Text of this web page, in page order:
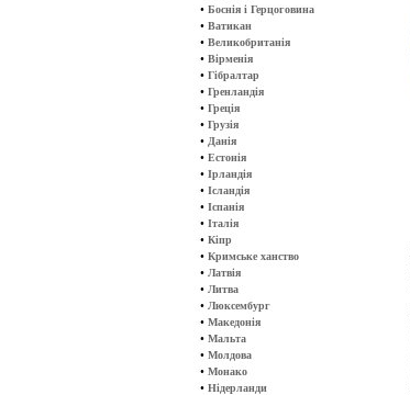
• Боснія і Герцоговина
• Ватикан
• Великобританія
• Вірменія
• Гібралтар
• Гренландія
• Греція
• Грузія
• Данія
• Естонія
• Ірландія
• Ісландія
• Іспанія
• Італія
• Кіпр
• Кримське ханство
• Латвія
• Литва
• Люксембург
• Македонія
• Мальта
• Молдова
• Монако
• Нідерланди